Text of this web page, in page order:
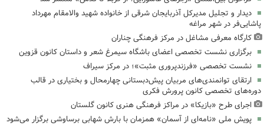
دیدار و تجلیل مدیرکل آذربایجان شرقی از خانواده شهید والامقام مهرداد
پاشایی‌فر در شهر مراغه
کارگاه معرفی مشاغل در مرکز فرهنگی چناران
برگزاری نشست تخصصی اعضای باشگاه سیمرغ شعر و داستان کانون قزوین
نشست تخصصی «فرزندپروری مثبت»؛ در مرکز سیراف
ارتقای توانمندی‌های مربیان پیش‌دبستانی چهارمحال و بختیاری در قالب
دوره‌های تخصصی کانون پرورش فکری
اجرای طرح «بازیکا» در مراکز فرهنگی هنری کانون گلستان
پویش ملی «نامه‌ای از آسمان» همزمان با بارش شهابی برساوشی برگزار می‌شود